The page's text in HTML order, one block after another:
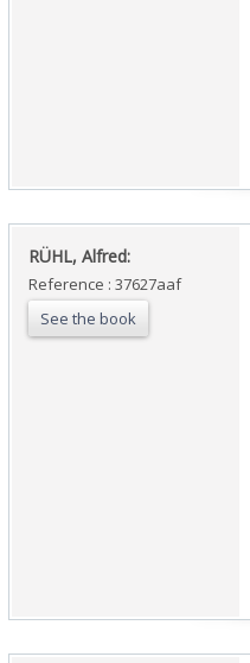
‎RÜHL, Alfred:‎
Reference : 37627aaf
See the book